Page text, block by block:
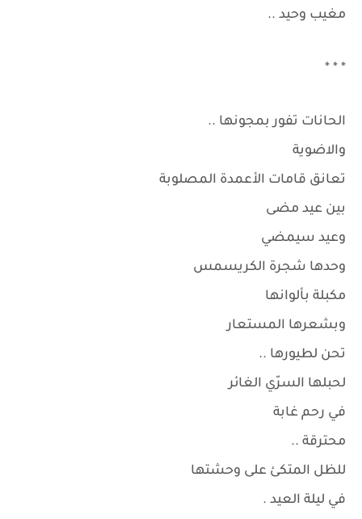
مغيب وحيد ..
* * *
الحانات تفور بمجونها ..
والاضوية
تعانق قامات الأعمدة المصلوبة
بين عيد مضى
وعيد سيمضي
وحدها شجرة الكريسمس
مكبلة بألوانها
وبشعرها المستعار
تحن لطيورها ..
لحبلها السرّي الغائر
في رحم غابة
محترقة ..
للظل المتكئ على وحشتها
في ليلة العيد .